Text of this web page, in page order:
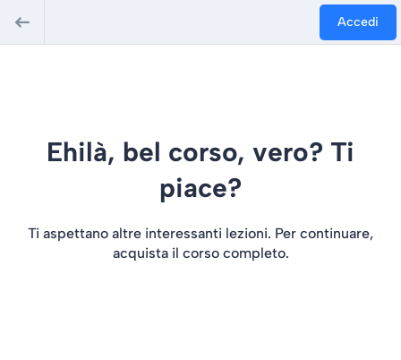
Accedi
Ehilà, bel corso, vero? Ti
piace?
Ti aspettano altre interessanti lezioni. Per continuare,
acquista il corso completo.